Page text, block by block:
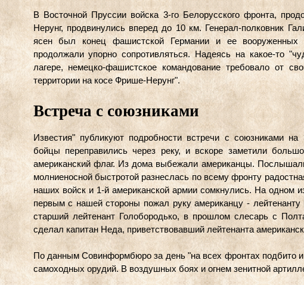
В Восточной Пруссии войска 3-го Белорусского фронта,
Нерунг, продвинулись вперед до 10 км. Генерал-полковник
ясен был конец фашистской Германии и ее
продолжали упорно сопротивляться. Надеясь на какое-то
лагере, немецко-фашистское командование требовало от
территории на косе Фрише-Нерунг".
Встреча с союзниками
Известия" публикуют подробности встречи с союзниками
бойцы переправились через реку, и вскоре заметили
американский флаг. Из дома выбежали американцы.
молниеносной быстротой разнеслась по всему фронту
наших войск и 1-й американской армии сомкнулись. На одном
первым с нашей стороны пожал руку американцу - лейтенанту
старший лейтенант Голобородько, в прошлом слесарь с
сделал капитан Неда, приветствовавший лейтенанта
По данным Совинформбюро за день "на всех фронтах подбито и
самоходных орудий. В воздушных боях и огнем зенитной